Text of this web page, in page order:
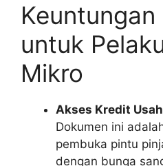
Keuntungan
untuk
Mikro
Akses Kredit
Dokumen ini
pembuka pintu
dengan bunga